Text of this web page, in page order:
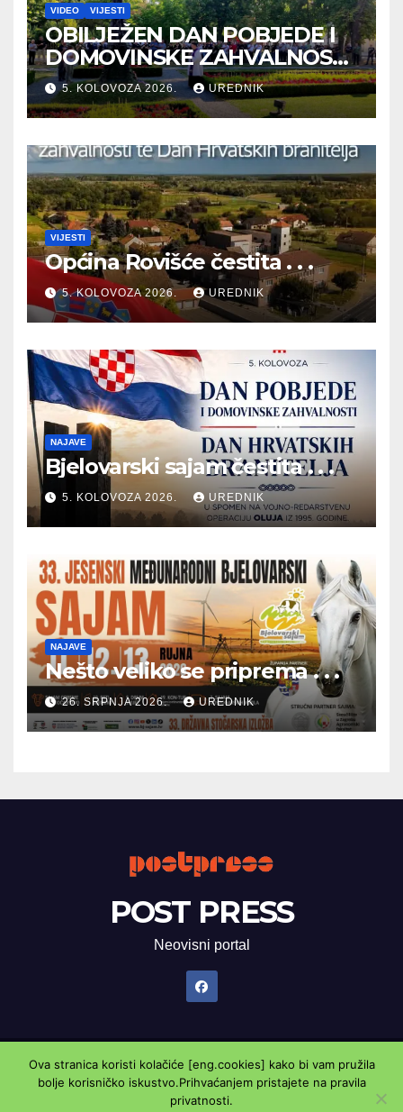
VIDEO VIJESTI
OBILJEŽEN DAN POBJEDE I
DOMOVINSKE ZAHVALNOSTI
TE DAN HRVATSKIH
BRANITELJA
5. KOLOVOZA 2026. UREDNIK
VIJESTI
Općina Rovišće čestita . . .
5. KOLOVOZA 2026. UREDNIK
NAJAVE
Bjelovarski sajam čestita . . .
5. KOLOVOZA 2026. UREDNIK
NAJAVE
Nešto veliko se priprema . . .
26. SRPNJA 2026. UREDNIK
POST PRESS
Neovisni portal
Proudly powered by WordPress| Theme: Newsup byThemeansar.
Ova stranica koristi kolačiće [eng.cookies] kako bi vam pružila
bolje korisničko iskustvo.Prihvaćanjem pristajete na pravila
privatnosti.